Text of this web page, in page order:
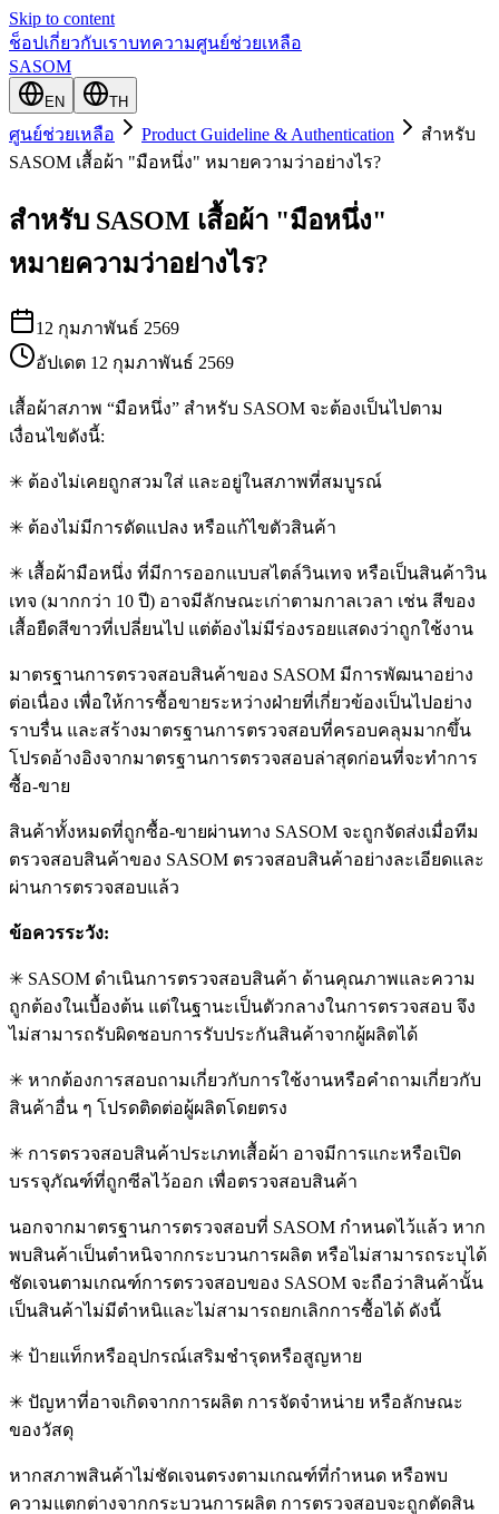
Skip to content
ช็อปเกี่ยวกับเราบทความศูนย์ช่วยเหลือ
SASOM
EN TH
ศูนย์ช่วยเหลือ Product Guideline & Authentication
สำหรับ
SASOM เสื้อผ้า "มือหนึ่ง" หมายความว่าอย่างไร?
สำหรับ SASOM เสื้อผ้า "มือหนึ่ง"
หมายความว่าอย่างไร?
12 กุมภาพันธ์ 2569
อัปเดต 12 กุมภาพันธ์ 2569
เสื้อผ้าสภาพ “มือหนึ่ง” สำหรับ SASOM จะต้องเป็นไปตาม
เงื่อนไขดังนี้:
✳ ต้องไม่เคยถูกสวมใส่ และอยู่ในสภาพที่สมบูรณ์
✳ ต้องไม่มีการดัดแปลง หรือแก้ไขตัวสินค้า
✳ เสื้อผ้ามือหนึ่ง ที่มีการออกแบบสไตล์วินเทจ หรือเป็นสินค้าวิน
เทจ (มากกว่า 10 ปี) อาจมีลักษณะเก่าตามกาลเวลา เช่น สีของ
เสื้อยืดสีขาวที่เปลี่ยนไป แต่ต้องไม่มีร่องรอยแสดงว่าถูกใช้งาน
มาตรฐานการตรวจสอบสินค้าของ SASOM มีการพัฒนาอย่าง
ต่อเนื่อง เพื่อให้การซื้อขายระหว่างฝ่ายที่เกี่ยวข้องเป็นไปอย่าง
ราบรื่น และสร้างมาตรฐานการตรวจสอบที่ครอบคลุมมากขึ้น
โปรดอ้างอิงจากมาตรฐานการตรวจสอบล่าสุดก่อนที่จะทำการ
ซื้อ-ขาย
สินค้าทั้งหมดที่ถูกซื้อ-ขายผ่านทาง SASOM จะถูกจัดส่งเมื่อทีม
ตรวจสอบสินค้าของ SASOM ตรวจสอบสินค้าอย่างละเอียดและ
ผ่านการตรวจสอบแล้ว
ข้อควรระวัง:
✳ SASOM ดำเนินการตรวจสอบสินค้า ด้านคุณภาพและความ
ถูกต้องในเบื้องต้น แต่ในฐานะเป็นตัวกลางในการตรวจสอบ จึง
ไม่สามารถรับผิดชอบการรับประกันสินค้าจากผู้ผลิตได้
✳ หากต้องการสอบถามเกี่ยวกับการใช้งานหรือคำถามเกี่ยวกับ
สินค้าอื่น ๆ โปรดติดต่อผู้ผลิตโดยตรง
✳ การตรวจสอบสินค้าประเภทเสื้อผ้า อาจมีการแกะหรือเปิด
บรรจุภัณฑ์ที่ถูกซีลไว้ออก เพื่อตรวจสอบสินค้า
นอกจากมาตรฐานการตรวจสอบที่ SASOM กำหนดไว้แล้ว หาก
พบสินค้าเป็นตำหนิจากกระบวนการผลิต หรือไม่สามารถระบุได้
ชัดเจนตามเกณฑ์การตรวจสอบของ SASOM จะถือว่าสินค้านั้น
เป็นสินค้าไม่มีตำหนิและไม่สามารถยกเลิกการซื้อได้ ดังนี้
✳ ป้ายแท็กหรืออุปกรณ์เสริมชำรุดหรือสูญหาย
✳ ปัญหาที่อาจเกิดจากการผลิต การจัดจำหน่าย หรือลักษณะ
ของวัสดุ
หากสภาพสินค้าไม่ชัดเจนตรงตามเกณฑ์ที่กำหนด หรือพบ
ความแตกต่างจากกระบวนการผลิต การตรวจสอบจะถูกตัดสิน